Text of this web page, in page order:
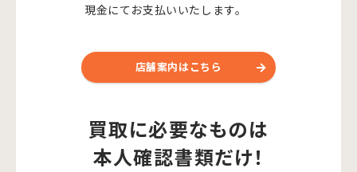
現金にてお支払いいたします。
店舗案内はこちら
買取に必要なものは
本人確認書類だけ！